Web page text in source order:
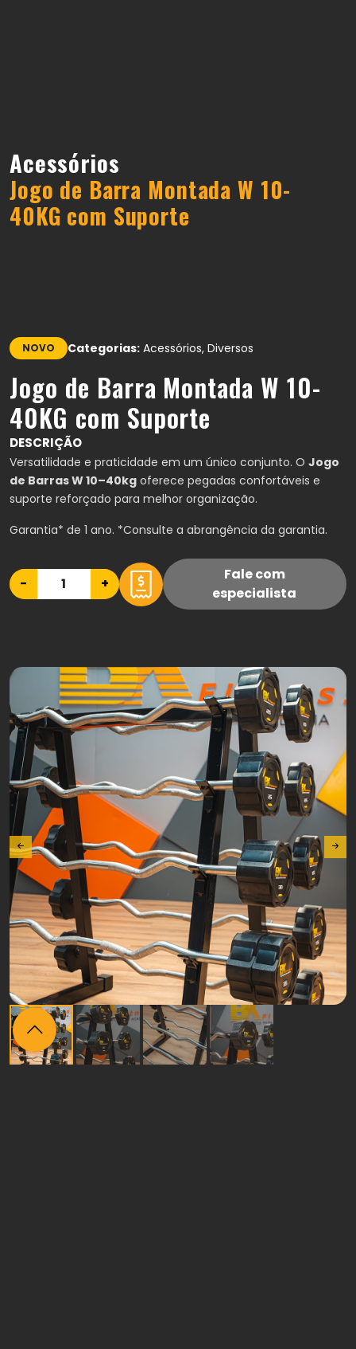
Acessórios
Jogo de Barra Montada W 10-
40KG com Suporte
NOVO Categorias: Acessórios, Diversos
Jogo de Barra Montada W 10-
40KG com Suporte
DESCRIÇÃO
Versatilidade e praticidade em um único conjunto. O Jogo
de Barras W 10–40kg oferece pegadas confortáveis e
suporte reforçado para melhor organização.
Garantia* de 1 ano. *Consulte a abrangência da garantia.
− +
Fale com
especialista